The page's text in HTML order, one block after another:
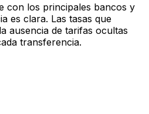
con los principales bancos y
es clara. Las tasas que
ausencia de tarifas ocultas
transferencia.